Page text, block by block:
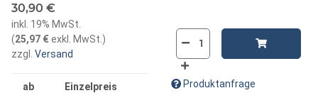
30,90 €
inkl. 19% MwSt.
(25,97 €exkl. MwSt. )
zzgl.
Versand
ab Einzelpreis Produktanfrage